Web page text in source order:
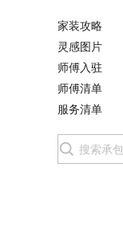
家装攻略
灵感图片
师傅入驻
师傅清单
服务清单